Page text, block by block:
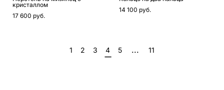
кристаллом
17 600 pуб.
14 100 pуб.
1 2 3 4 5 ... 11